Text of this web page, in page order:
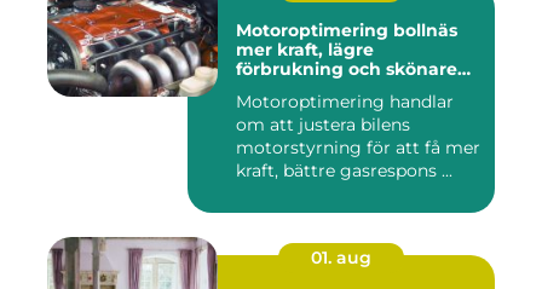
Motoroptimering bollnäs
mer kraft, lägre
förbrukning och skönare
Motoroptimering handlar
om att justera bilens
motorstyrning för att få mer
kraft, bättre gasrespons ...
01. aug